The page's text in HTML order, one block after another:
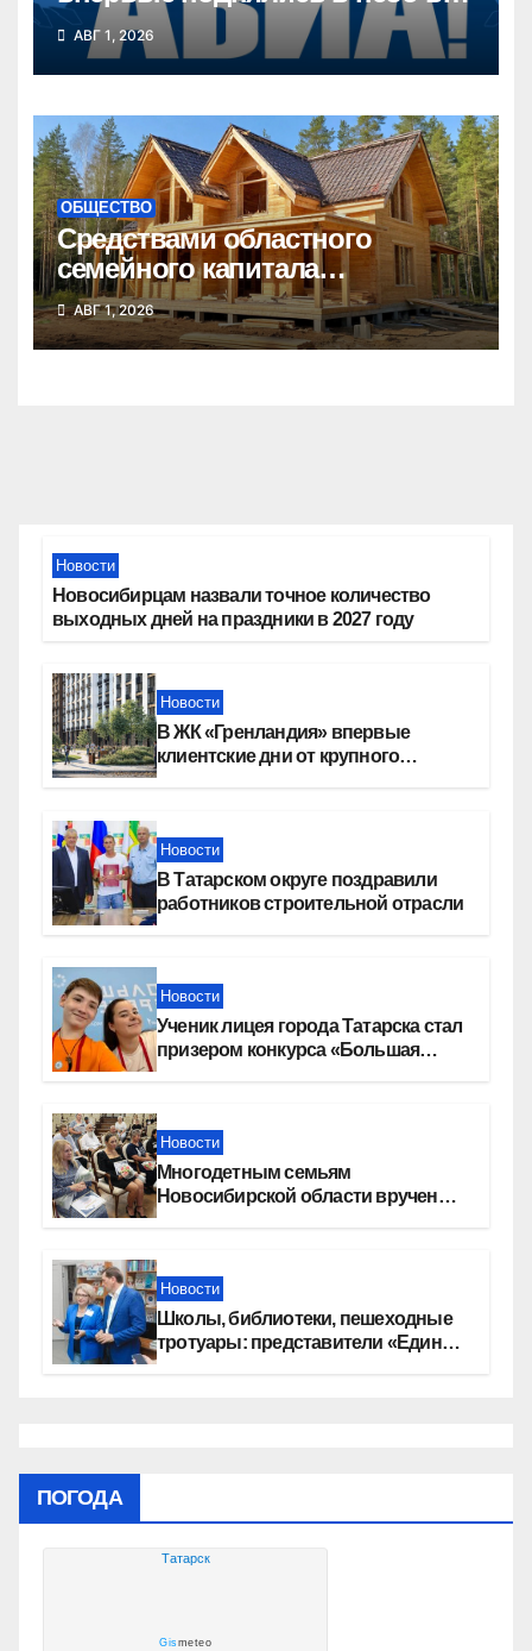
Новосибирской области
АВГ 1, 2026
ОБЩЕСТВО
Средствами областного
семейного капитала
воспользовались почти 50
тысяч семей
АВГ 1, 2026
Новости
Новосибирцам назвали точное количество
выходных дней на праздники в 2027 году
Новости
В ЖК «Гренландия» впервые
клиентские дни от крупного
Новости
В Татарском округе поздравили
работников строительной отрасли
Новости
Ученик лицея города Татарска стал
призером конкурса «Большая
Новости
Многодетным семьям
Новосибирской области вручены
Новости
Школы, библиотеки, пешеходные
тротуары: представители «Единой
ПОГОДА
Татарск
Gismeteo